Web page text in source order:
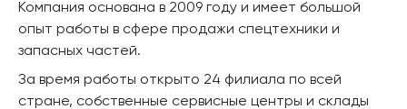
Компания основана в 2009 году и имеет большой
опыт работы в сфере продажи спецтехники и
запасных частей.
За время работы открыто 24 филиала по всей
стране, собственные сервисные центры и склады